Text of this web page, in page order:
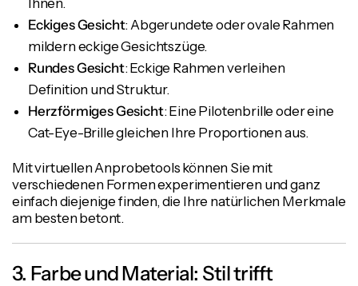
Ihnen.
Eckiges Gesicht: Abgerundete oder ovale Rahmen
mildern eckige Gesichtszüge.
Rundes Gesicht: Eckige Rahmen verleihen
Definition und Struktur.
Herzförmiges Gesicht: Eine Pilotenbrille oder eine
Cat-Eye-Brille gleichen Ihre Proportionen aus.
Mit virtuellen Anprobetools können Sie mit
verschiedenen Formen experimentieren und ganz
einfach diejenige finden, die Ihre natürlichen Merkmale
am besten betont.
3. Farbe und Material: Stil trifft